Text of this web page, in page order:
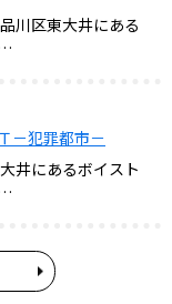
川区東大井にある
－犯罪都市－
井にあるボイスト